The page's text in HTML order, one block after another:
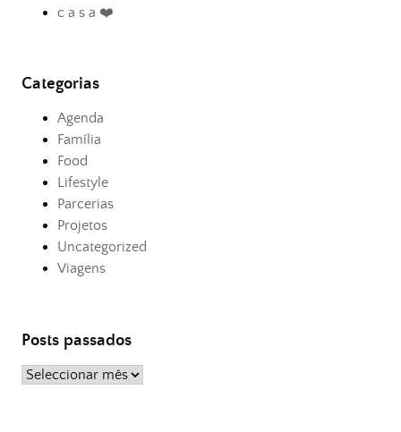
c a s a ❤️
Categorias
Agenda
Família
Food
Lifestyle
Parcerias
Projetos
Uncategorized
Viagens
Posts passados
Posts